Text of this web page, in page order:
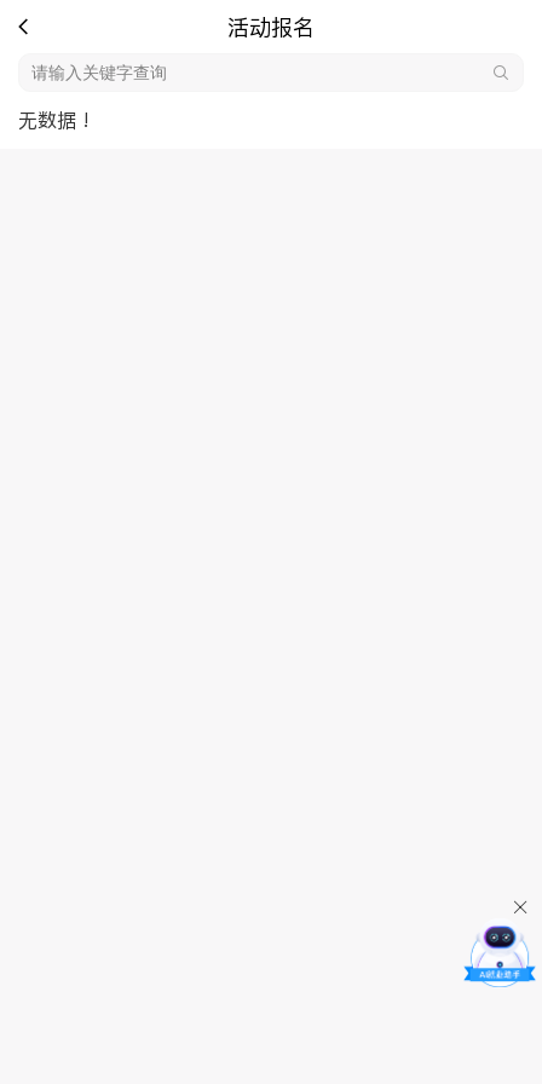
活动报名
无数据 !